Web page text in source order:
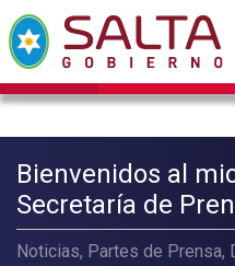
Bienvenidos al
Secretaría de
Noticias, Partes de Prensa,